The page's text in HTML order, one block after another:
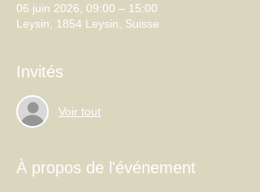
06 juin 2026, 09:00 – 15:00
Leysin, 1854 Leysin, Suisse
Invités
Voir tout
À propos de l'événement